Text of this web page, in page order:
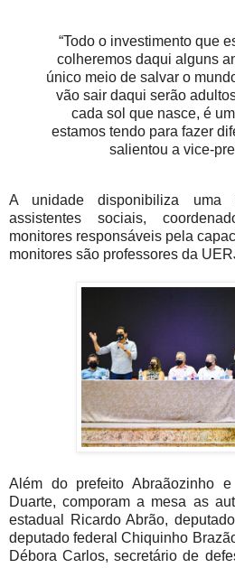
“Todo o investimento que
colheremos daqui alguns
único meio de salvar o
vão sair daqui serão
cada sol que nasce, é
estamos tendo para fazer
salientou a vice-
A unidade disponibiliza uma
assistentes sociais,
monitores responsáveis pela
monitores são professores da
Além do prefeito Abraãozinho
Duarte, comporam a mesa as
estadual Ricardo Abrão,
deputado federal Chiquinho
Débora Carlos, secretário de